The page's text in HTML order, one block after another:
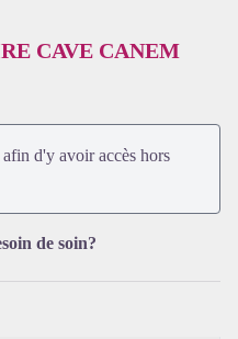
Voir l'image en plein écran
CAVE CANEM
d'y avoir accès hors
de soin?